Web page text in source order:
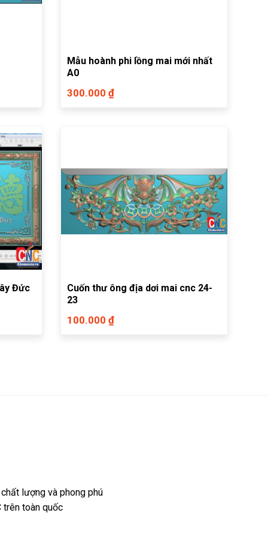
Mẫu hoành phi lồng mai mới nhất
A0
300.000 ₫
Đức
Cuốn thư ông địa dơi mai cnc 24-
23
100.000 ₫
lượng và phong phú
trên toàn quốc